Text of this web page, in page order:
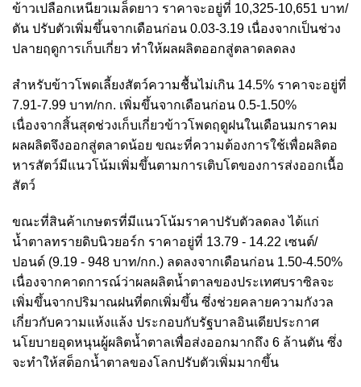
ข้าวเปลือกเหนียวเมล็ดยาว ราคาจะอยู่ที่ 10,325-10,651 บาท/
ตัน ปรับตัวเพิ่มขึ้นจากเดือนก่อน 0.03-3.19 เนื่องจากเป็นช่วง
ปลายฤดูการเก็บเกี่ยว ทำให้ผลผลิตออกสู่ตลาดลดลง
สำหรับข้าวโพดเลี้ยงสัตว์ความชื้นไม่เกิน 14.5% ราคาจะอยู่ที่
7.91-7.99 บาท/กก. เพิ่มขึ้นจากเดือนก่อน 0.5-1.50%
เนื่องจากสิ้นสุดช่วงเก็บเกี่ยวข้าวโพดฤดูฝนในเดือนมกราคม
ผลผลิตจึงออกสู่ตลาดน้อย ขณะที่ความต้องการใช้เพื่อผลิตอ
หารสัตว์มีแนวโน้มเพิ่มขึ้นตามการเติบโตของการส่งออกเนื้อ
สัตว์
ขณะที่สินค้าเกษตรที่มีแนวโน้มราคาปรับตัวลดลง ได้แก่
น้ำตาลทรายดิบนิวยอร์ก ราคาอยู่ที่ 13.79 - 14.22 เซนต์/
ปอนด์ (9.19 - 948 บาท/กก.) ลดลงจากเดือนก่อน 1.50-4.50%
เนื่องจากคาดการณ์ว่าผลผลิตน้ำตาลของประเทศบราซิลจะ
เพิ่มขึ้นจากปริมาณฝนที่ตกเพิ่มขึ้น ซึ่งช่วยคลายความกังวล
เกี่ยวกับความแห้งแล้ง ประกอบกับรัฐบาลอินเดียประกาศ
นโยบายอุดหนุนผู้ผลิตน้ำตาลเพื่อส่งออกมากถึง 6 ล้านตัน ซึ่ง
จะทำให้สต็อกน้ำตาลของโลกปรับตัวเพิ่มมากขึ้น